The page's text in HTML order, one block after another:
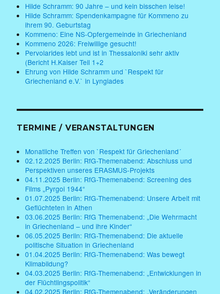
Hilde Schramm: 90 Jahre – und kein bisschen leise!
Hilde Schramm: Spendenkampagne für Kommeno zu
ihrem 90. Geburtstag
Kommeno: Eine NS-Opfergemeinde in Griechenland
Kommeno 2026: Freiwillige gesucht!
Pervolarides lebt und ist in Thessaloniki sehr aktiv
(Bericht H.Kaiser Teil 1+2
Ehrung von Hilde Schramm und `Respekt für
Griechenland e.V.` in Lyngiades
TERMINE / VERANSTALTUNGEN
Monatliche Treffen von `Respekt für Griechenland´
02.12.2025 Berlin: RfG-Themenabend: Abschluss und
Perspektiven unseres ERASMUS-Projekts
04.11.2025 Berlin: RfG-Themenabend: Screening des
Films „Pyrgoi 1944“
01.07.2025 Berlin: RfG-Themenabend: Unsere Arbeit mit
Geflüchteten in Athen
03.06.2025 Berlin: RfG Themenabend: „Die Wehrmacht
in Griechenland – und ihre Kinder“
06.05.2025 Berlin: RfG-Themenabend: Die aktuelle
politische Situation in Griechenland
01.04.2025 Berlin: RfG-Themenabend: Was bewegt
Klimabildung?
04.03.2025 Berlin: RfG-Themenabend: „Entwicklungen in
der Flüchtlingspolitik“
04.02.2025 Berlin: RfG-Themenabend: „Veränderungen